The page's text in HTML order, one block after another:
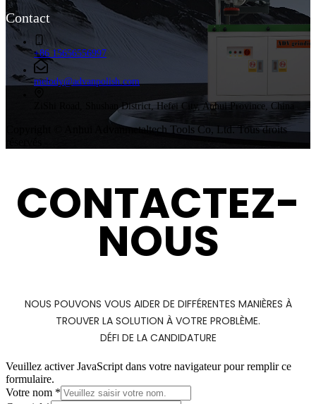
Contact
+86 15656556997
melody@advanpolish.com
ZiShi Road, Shushan District, Hefei City, Anhui Province, China
Copyright © Anhui Advanmetaltech Tools Co, Ltd. Tous droits
CONTACTEZ-
NOUS
NOUS POUVONS VOUS AIDER DE DIFFÉRENTES MANIÈRES À
TROUVER LA SOLUTION À VOTRE PROBLÈME.
DÉFI DE LA CANDIDATURE
Veuillez activer JavaScript dans votre navigateur pour remplir ce
formulaire.
Votre nom *